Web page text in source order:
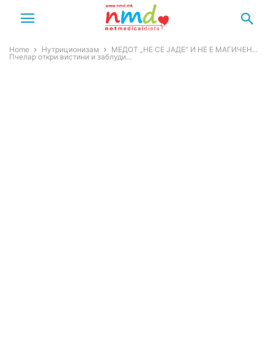
Home Нутриционизам
МЕДОТ „НЕ СЕ ЈАДЕ“ И НЕ Е МАГИЧЕН…
Пчелар откри вистини и заблуди...